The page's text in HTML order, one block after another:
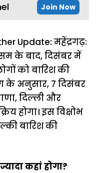
Join Now
Update: महेंद्रगढ़:
के बाद, दिसंबर में
को बारिश की
के अनुसार, 7 दिसंबर
दिल्ली और
होगा। इस विक्षोभ
बारिश की
कहां होगा?